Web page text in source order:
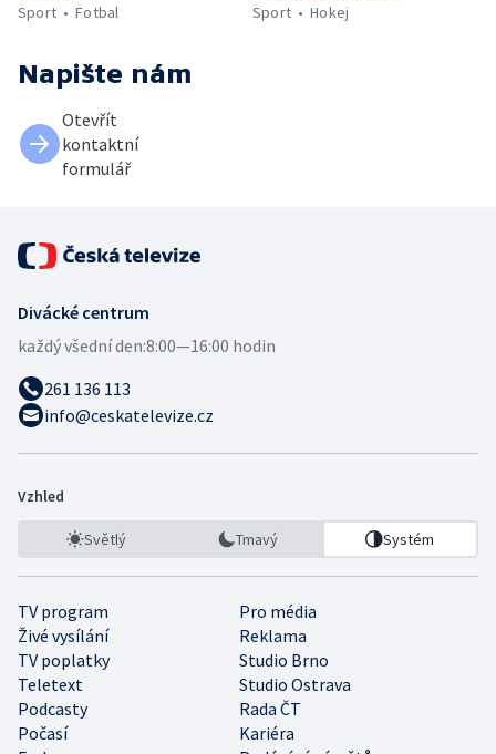
Sport
Fotbal
Sport
Hokej
Napište nám
Otevřít
kontaktní
formulář
Divácké centrum
každý všední den:8:00—16:00 hodin
261 136 113
info@ceskatelevize.cz
Vzhled
Světlý Tmavý Systém
TV program
Pro média
Živé vysílání
Reklama
TV poplatky
Studio Brno
Teletext
Studio Ostrava
Podcasty
Rada ČT
Počasí
Kariéra